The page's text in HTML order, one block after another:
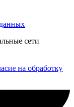
сети
на обработку